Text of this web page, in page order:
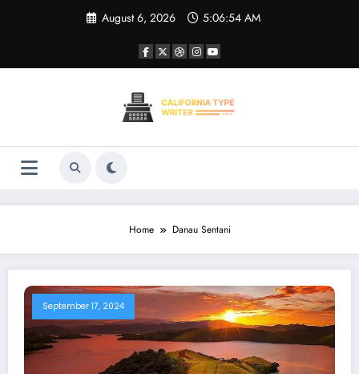
August 6, 2026 5:06:54 AM
Home Danau Sentani
September 17, 2024